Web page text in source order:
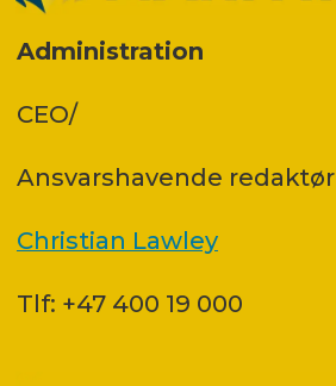
Administration
CEO/
Ansvars­havende redaktør
Christian Lawley
Tlf: +47 400 19 000